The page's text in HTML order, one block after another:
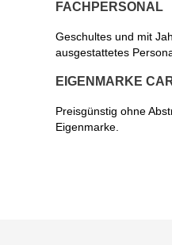
FACHPERSONAL
Geschultes und mit
ausgestattetes
EIGENMARKE
Preisgünstig ohne
Eigenmarke.